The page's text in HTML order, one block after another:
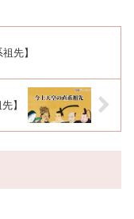
先】
】